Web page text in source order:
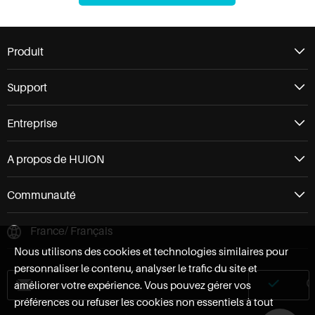
Produit
Support
Entreprise
A propos de HUION
Communauté
France/ Français
Nous utilisons des cookies et technologies similaires pour
personnaliser le contenu, analyser le trafic du site et
améliorer votre expérience. Vous pouvez gérer vos
préférences ou refuser les cookies non essentiels à tout